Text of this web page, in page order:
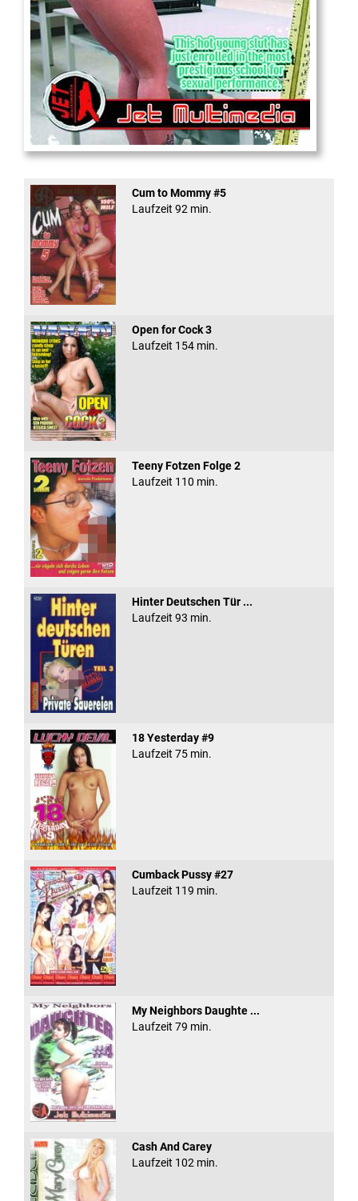
School Of Ass 03
Cum to Mommy #5
Laufzeit 92 min.
Open for Cock 3
Laufzeit 154 min.
Teeny Fotzen Folge 2
Laufzeit 110 min.
Hinter Deutschen Tür ...
Laufzeit 93 min.
18 Yesterday #9
Laufzeit 75 min.
Cumback Pussy #27
Laufzeit 119 min.
My Neighbors Daughte ...
Laufzeit 79 min.
Cash And Carey
Laufzeit 102 min.